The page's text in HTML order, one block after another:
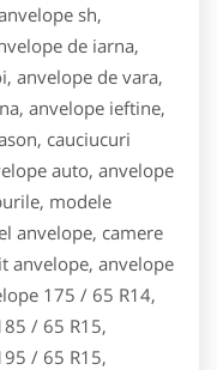
sh,
de iarna,
anvelope de vara,
anvelope ieftine,
cauciucuri
auto, anvelope
modele
anvelope, camere
anvelope, anvelope
175 / 65 R14,
/ 65 R15,
/ 65 R15,